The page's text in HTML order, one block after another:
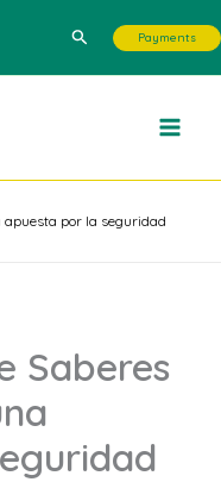
Search Payments
apuesta por la seguridad
Saberes